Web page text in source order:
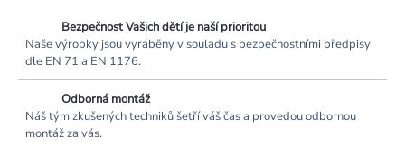
Bezpečnost Vašich dětí je naší prioritou
Naše výrobky jsou vyráběny v souladu s bezpečnostními předpisy
dle EN 71 a EN 1176.
Odborná montáž
Náš tým zkušených techniků šetří váš čas a provedou odbornou
montáž za vás.